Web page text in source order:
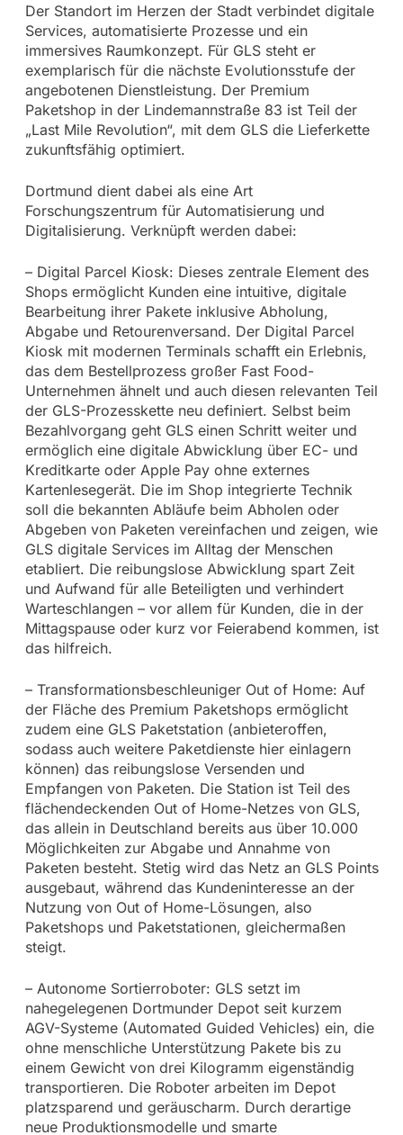
Der Standort im Herzen der Stadt verbindet digitale
Services, automatisierte Prozesse und ein
immersives Raumkonzept. Für GLS steht er
exemplarisch für die nächste Evolutionsstufe der
angebotenen Dienstleistung. Der Premium
Paketshop in der Lindemannstraße 83 ist Teil der
„Last Mile Revolution“, mit dem GLS die Lieferkette
zukunftsfähig optimiert.
Dortmund dient dabei als eine Art
Forschungszentrum für Automatisierung und
Digitalisierung. Verknüpft werden dabei:
– Digital Parcel Kiosk: Dieses zentrale Element des
Shops ermöglicht Kunden eine intuitive, digitale
Bearbeitung ihrer Pakete inklusive Abholung,
Abgabe und Retourenversand. Der Digital Parcel
Kiosk mit modernen Terminals schafft ein Erlebnis,
das dem Bestellprozess großer Fast Food-
Unternehmen ähnelt und auch diesen relevanten Teil
der GLS-Prozesskette neu definiert. Selbst beim
Bezahlvorgang geht GLS einen Schritt weiter und
ermöglich eine digitale Abwicklung über EC- und
Kreditkarte oder Apple Pay ohne externes
Kartenlesegerät. Die im Shop integrierte Technik
soll die bekannten Abläufe beim Abholen oder
Abgeben von Paketen vereinfachen und zeigen, wie
GLS digitale Services im Alltag der Menschen
etabliert. Die reibungslose Abwicklung spart Zeit
und Aufwand für alle Beteiligten und verhindert
Warteschlangen – vor allem für Kunden, die in der
Mittagspause oder kurz vor Feierabend kommen, ist
das hilfreich.
– Transformationsbeschleuniger Out of Home: Auf
der Fläche des Premium Paketshops ermöglicht
zudem eine GLS Paketstation (anbieteroffen,
sodass auch weitere Paketdienste hier einlagern
können) das reibungslose Versenden und
Empfangen von Paketen. Die Station ist Teil des
flächendeckenden Out of Home-Netzes von GLS,
das allein in Deutschland bereits aus über 10.000
Möglichkeiten zur Abgabe und Annahme von
Paketen besteht. Stetig wird das Netz an GLS Points
ausgebaut, während das Kundeninteresse an der
Nutzung von Out of Home-Lösungen, also
Paketshops und Paketstationen, gleichermaßen
steigt.
– Autonome Sortierroboter: GLS setzt im
nahegelegenen Dortmunder Depot seit kurzem
AGV-Systeme (Automated Guided Vehicles) ein, die
ohne menschliche Unterstützung Pakete bis zu
einem Gewicht von drei Kilogramm eigenständig
transportieren. Die Roboter arbeiten im Depot
platzsparend und geräuscharm. Durch derartige
neue Produktionsmodelle und smarte